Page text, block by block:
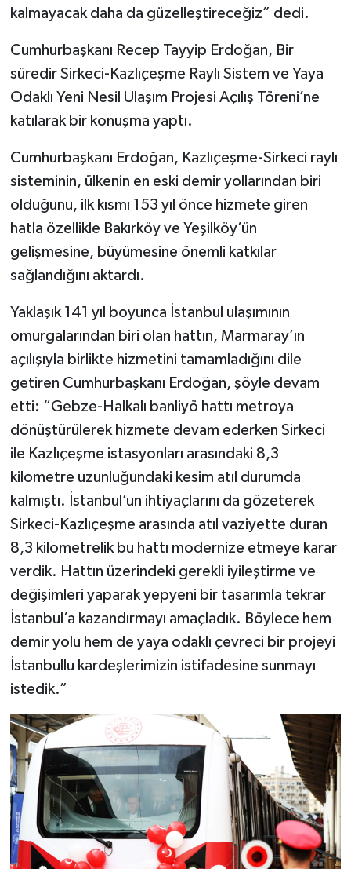
kalmayacak daha da güzelleştireceğiz” dedi.
Cumhurbaşkanı Recep Tayyip Erdoğan, Bir
süredir Sirkeci-Kazlıçeşme Raylı Sistem ve Yaya
Odaklı Yeni Nesil Ulaşım Projesi Açılış Töreni’ne
katılarak bir konuşma yaptı.
Cumhurbaşkanı Erdoğan, Kazlıçeşme-Sirkeci raylı
sisteminin, ülkenin en eski demir yollarından biri
olduğunu, ilk kısmı 153 yıl önce hizmete giren
hatla özellikle Bakırköy ve Yeşilköy’ün
gelişmesine, büyümesine önemli katkılar
sağlandığını aktardı.
Yaklaşık 141 yıl boyunca İstanbul ulaşımının
omurgalarından biri olan hattın, Marmaray’ın
açılışıyla birlikte hizmetini tamamladığını dile
getiren Cumhurbaşkanı Erdoğan, şöyle devam
etti: “Gebze-Halkalı banliyö hattı metroya
dönüştürülerek hizmete devam ederken Sirkeci
ile Kazlıçeşme istasyonları arasındaki 8,3
kilometre uzunluğundaki kesim atıl durumda
kalmıştı. İstanbul’un ihtiyaçlarını da gözeterek
Sirkeci-Kazlıçeşme arasında atıl vaziyette duran
8,3 kilometrelik bu hattı modernize etmeye karar
verdik. Hattın üzerindeki gerekli iyileştirme ve
değişimleri yaparak yepyeni bir tasarımla tekrar
İstanbul’a kazandırmayı amaçladık. Böylece hem
demir yolu hem de yaya odaklı çevreci bir projeyi
İstanbullu kardeşlerimizin istifadesine sunmayı
istedik.”